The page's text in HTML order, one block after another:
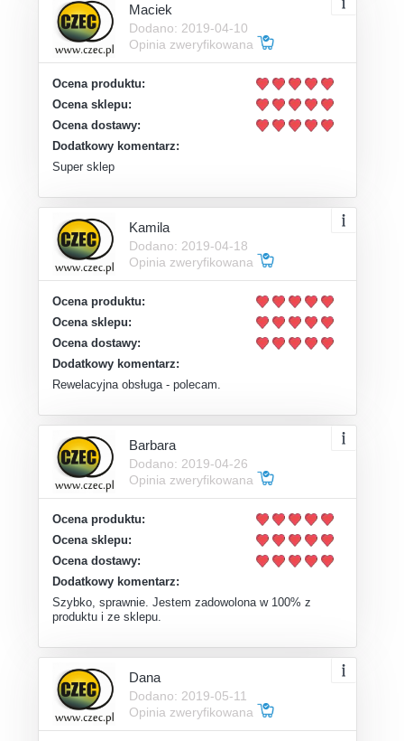
Maciek
Dodano: 2019-04-10
Opinia zweryfikowana
Ocena produktu:
Ocena sklepu:
Ocena dostawy:
Dodatkowy komentarz:
Super sklep
Kamila
Dodano: 2019-04-18
Opinia zweryfikowana
Ocena produktu:
Ocena sklepu:
Ocena dostawy:
Dodatkowy komentarz:
Rewelacyjna obsługa - polecam.
Barbara
Dodano: 2019-04-26
Opinia zweryfikowana
Ocena produktu:
Ocena sklepu:
Ocena dostawy:
Dodatkowy komentarz:
Szybko, sprawnie. Jestem zadowolona w 100% z
produktu i ze sklepu.
Dana
Dodano: 2019-05-11
Opinia zweryfikowana